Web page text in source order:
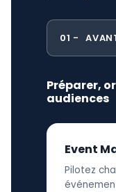
01
Préparer,
audiences
Event
Pilotez